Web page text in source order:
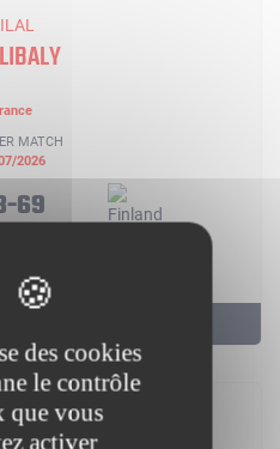
MATCH
2026
69
des cookies
le contrôle
que vous
activer